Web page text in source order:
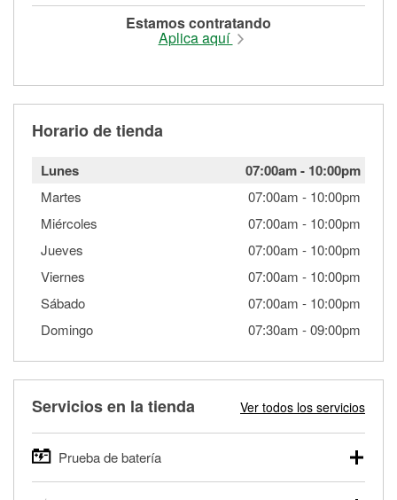
Estamos contratando
Aplica aquí
Horario de tienda
Lunes 07:00am- 10:00pm
Martes 07:00am - 10:00pm
Miércoles
07:00am - 10:00pm
Jueves
07:00am - 10:00pm
Viernes
07:00am - 10:00pm
Sábado
07:00am - 10:00pm
Domingo
07:30am -09:00pm
Servicios en la tienda Ver todos los servicios
Prueba de batería